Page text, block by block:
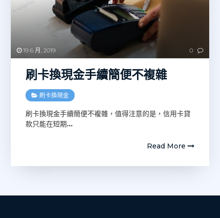
19 6 月, 2019 0
刷卡換現金手續簡便不複雜
刷卡換現金
刷卡換現金手續簡便不複雜，值得注意的是，信用卡貸
款只能在短期…
Read More